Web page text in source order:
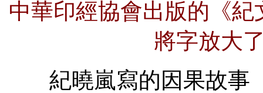
中華印經協會出版的《
將字放大
紀曉嵐寫的因果故事